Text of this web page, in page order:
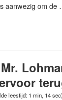
aanwezig om de
leestijd: 1 min, 14 sec)